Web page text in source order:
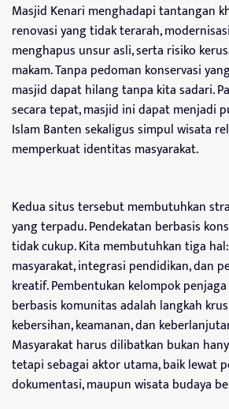
Masjid Kenari menghadapi tantangan
renovasi yang tidak terarah,
menghapus unsur asli, serta risiko
makam. Tanpa pedoman konservasi
masjid dapat hilang tanpa kita sadari.
secara tepat, masjid ini dapat menjadi
Islam Banten sekaligus simpul wisata
memperkuat identitas masyarakat.
Kedua situs tersebut membutuhkan
yang terpadu. Pendekatan berbasis
tidak cukup. Kita membutuhkan tiga
masyarakat, integrasi pendidikan, dan
kreatif. Pembentukan kelompok
berbasis komunitas adalah langkah
kebersihan, keamanan, dan
Masyarakat harus dilibatkan bukan
tetapi sebagai aktor utama, baik lewat
dokumentasi, maupun wisata budaya